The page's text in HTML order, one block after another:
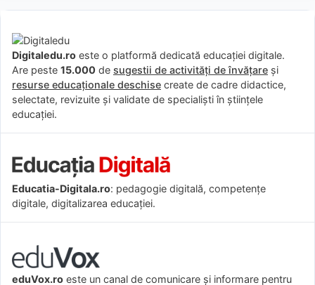
Digitaledu.ro este o platformă dedicată educației digitale.
Are peste 15.000 de sugestii de activități de învățare și
resurse educaționale deschise create de cadre didactice,
selectate, revizuite și validate de specialiști în științele
educației.
Educatia-Digitala.ro: pedagogie digitală, competențe
digitale, digitalizarea educației.
eduVox.ro este un canal de comunicare și informare pentru